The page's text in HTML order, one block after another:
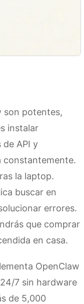
son potentes,
instalar
API y
constantemente.
la laptop.
buscar en
errores.
que comprar
en casa.
OpenClaw
7 sin hardware
de 5,000